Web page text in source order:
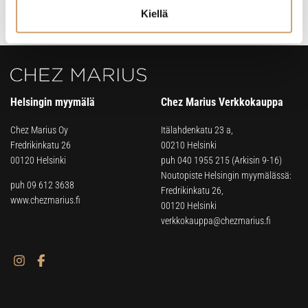
Kiellä
Helsingin myymälä
Chez Marius Oy
Fredrikinkatu 26
00120 Helsinki
puh 09 612 3638
www.chezmarius.fi
Chez Marius Verkkokauppa
Itälahdenkatu 23 a,
00210 Helsinki
puh 040 1955 215 (Arkisin 9-16)
Noutopiste Helsingin myymälässä:
Fredrikinkatu 26,
00120 Helsinki
verkkokauppa@chezmarius.fi